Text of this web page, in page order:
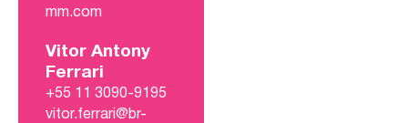
mm.com
Vitor Antony
Ferrari
+55 11 3090-9195
vitor.ferrari@br-